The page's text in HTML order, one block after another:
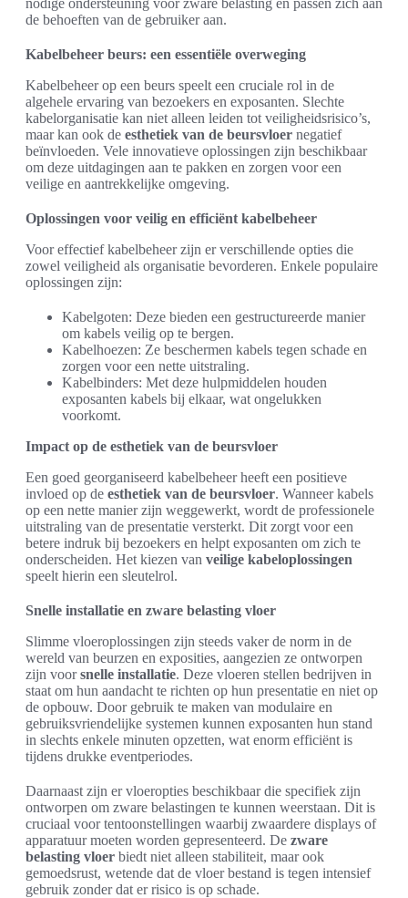
nodige ondersteuning voor zware belasting en passen zich aan
de behoeften van de gebruiker aan.
Kabelbeheer beurs: een essentiële overweging
Kabelbeheer op een beurs speelt een cruciale rol in de
algehele ervaring van bezoekers en exposanten. Slechte
kabelorganisatie kan niet alleen leiden tot veiligheidsrisico’s,
maar kan ook de esthetiek van de beursvloer negatief
beïnvloeden. Vele innovatieve oplossingen zijn beschikbaar
om deze uitdagingen aan te pakken en zorgen voor een
veilige en aantrekkelijke omgeving.
Oplossingen voor veilig en efficiënt kabelbeheer
Voor effectief kabelbeheer zijn er verschillende opties die
zowel veiligheid als organisatie bevorderen. Enkele populaire
oplossingen zijn:
Kabelgoten: Deze bieden een gestructureerde manier
om kabels veilig op te bergen.
Kabelhoezen: Ze beschermen kabels tegen schade en
zorgen voor een nette uitstraling.
Kabelbinders: Met deze hulpmiddelen houden
exposanten kabels bij elkaar, wat ongelukken
voorkomt.
Impact op de esthetiek van de beursvloer
Een goed georganiseerd kabelbeheer heeft een positieve
invloed op de esthetiek van de beursvloer. Wanneer kabels
op een nette manier zijn weggewerkt, wordt de professionele
uitstraling van de presentatie versterkt. Dit zorgt voor een
betere indruk bij bezoekers en helpt exposanten om zich te
onderscheiden. Het kiezen van veilige kabeloplossingen
speelt hierin een sleutelrol.
Snelle installatie en zware belasting vloer
Slimme vloeroplossingen zijn steeds vaker de norm in de
wereld van beurzen en exposities, aangezien ze ontworpen
zijn voorsnelle installatie. Deze vloeren stellen bedrijven in
staat om hun aandacht te richten op hun presentatie en niet op
de opbouw. Door gebruik te maken van modulaire en
gebruiksvriendelijke systemen kunnen exposanten hun stand
in slechts enkele minuten opzetten, wat enorm efficiënt is
tijdens drukke eventperiodes.
Daarnaast zijn er vloeropties beschikbaar die specifiek zijn
ontworpen om zware belastingen te kunnen weerstaan. Dit is
cruciaal voor tentoonstellingen waarbij zwaardere displays of
apparatuur moeten worden gepresenteerd. De zware
belasting vloer biedt niet alleen stabiliteit, maar ook
gemoedsrust, wetende dat de vloer bestand is tegen intensief
gebruik zonder dat er risico is op schade.